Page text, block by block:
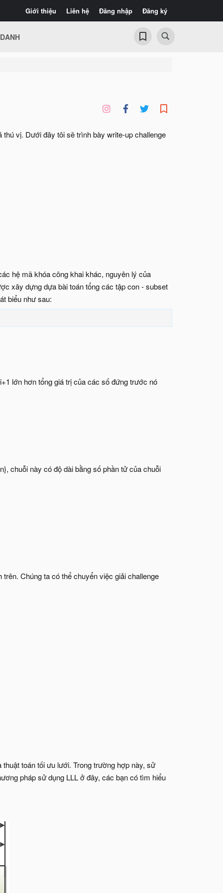
Giới thiệu Liên hệ Đăng nhập Đăng ký
vị. Dưới đây tôi sẽ trình bày write-up challenge
hệ mã khóa công khai khác, nguyên lý của
xây dựng dựa bài toán tổng các tập con - subset
biểu như sau:
lớn hơn tổng giá trị của các số đứng trước nó
chuỗi này có độ dài bằng số phần tử của chuỗi
Chúng ta có thể chuyển việc giải challenge
toán tối ưu lưới. Trong trường hợp này, sử
pháp sử dụng LLL ở đây, các bạn có tìm hiểu